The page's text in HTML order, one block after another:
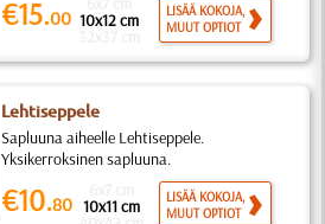
€15.00 10x12 cm
LISÄÄ KOKOJA,
MUUT OPTIOT
Lehtiseppele
Sapluuna aiheelle Lehtiseppele.
Yksikerroksinen sapluuna.
€10.80 10x11 cm
LISÄÄ KOKOJA,
MUUT OPTIOT